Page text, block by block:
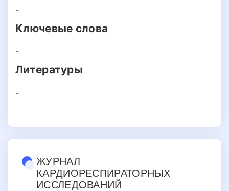
-
Ключевые слова
-
Литературы
-
ЖУРНАЛ
КАРДИОРЕСПИРАТОРНЫХ
ИССЛЕДОВАНИЙ